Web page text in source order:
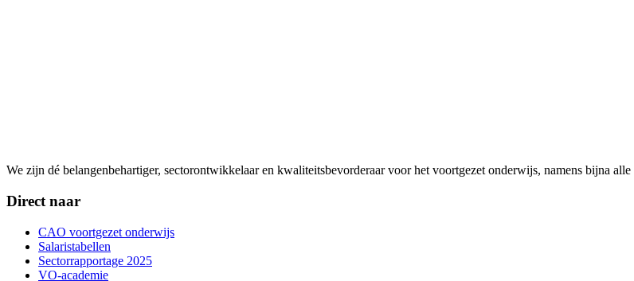
We zijn dé belangenbehartiger, sectorontwikkelaar en kwaliteitsbevorderaar voor het voortgezet onderwijs, namens bijna
Direct naar
CAO voortgezet onderwijs
Salaristabellen
Sectorrapportage 2025
VO-academie